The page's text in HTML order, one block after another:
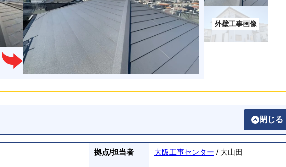
閉じる
拠点/担当者 大阪工事センター / 大山田